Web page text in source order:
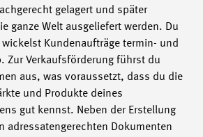
gelagert und später
ganze Welt ausgeliefert werden. Du
Kundenaufträge termin- und
Zur Verkaufsförderung führst du
aus, was voraussetzt, dass du die
und Produkte deines
gut kennst. Neben der Erstellung
adressatengerechten Dokumenten